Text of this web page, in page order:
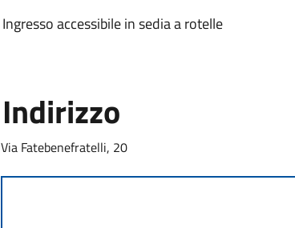
Ingresso accessibile in sedia a rotelle
Indirizzo
Via Fatebenefratelli, 20